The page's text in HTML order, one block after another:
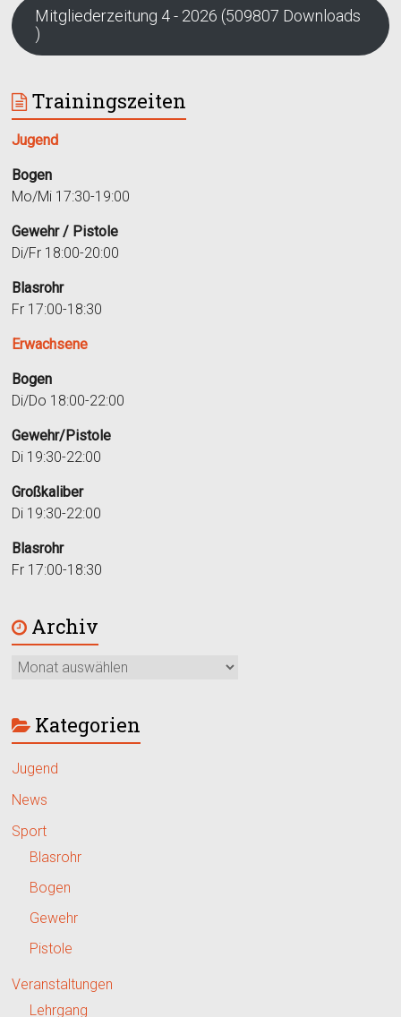
Mitgliederzeitung 4 - 2026 (509807 Downloads
)
Trainingszeiten
Jugend
Bogen
Mo/Mi 17:30-19:00
Gewehr / Pistole
Di/Fr 18:00-20:00
Blasrohr
Fr 17:00-18:30
Erwachsene
Bogen
Di/Do 18:00-22:00
Gewehr/Pistole
Di 19:30-22:00
Großkaliber
Di 19:30-22:00
Blasrohr
Fr 17:00-18:30
Archiv
Kategorien
Jugend
News
Sport
Blasrohr
Bogen
Gewehr
Pistole
Veranstaltungen
Lehrgang